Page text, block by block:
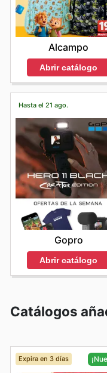
Alcampo
Abrir catálogo
Hasta el 21 ago.
Gopro
Abrir catálogo
Catálogos
Expira en 3 días